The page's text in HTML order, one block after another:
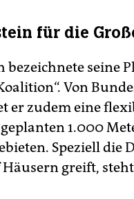
für die
bezeichnete seine
Von
er zudem eine
1.000
Speziell die
greift,